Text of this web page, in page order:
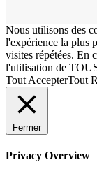
Nous utilisons des
l'expérience la plus
visites répétées. En
l'utilisation de
Tout AccepterTout
Fermer
Privacy Overview